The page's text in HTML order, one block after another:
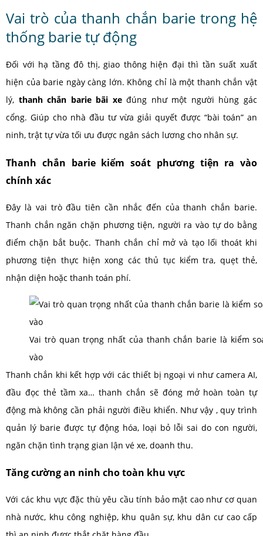
Vai trò của thanh chắn barie trong hệ
thống barie tự động
Đối với hạ tầng đô thị, giao thông hiện đại thì tần suất xuất
hiện của barie ngày càng lớn. Không chỉ là một thanh chắn vật
lý, thanh chắn barie bãi xeđúng như một người hùng gác
cổng. Giúp cho nhà đầu tư vừa giải quyết được “bài toán” an
ninh, trật tự vừa tối ưu được ngân sách lương cho nhân sự.
Thanh chắn barie kiểm soát phương tiện ra vào
chính xác
Đây là vai trò đầu tiên cần nhắc đến của thanh chắn barie.
Thanh chắn ngăn chặn phương tiện, người ra vào tự do bằng
điểm chặn bắt buộc. Thanh chắn chỉ mở và tạo lối thoát khi
phương tiện thực hiện xong các thủ tục kiểm tra, quẹt thẻ,
nhận diện hoặc thanh toán phí.
Vai trò quan trọng nhất của thanh chắn barie là kiểm
vào
Thanh chắn khi kết hợp với các thiết bị ngoại vi như camera AI,
đầu đọc thẻ tầm xa… thanh chắn sẽ đóng mở hoàn toàn tự
động mà không cần phải người điều khiển. Như vậy , quy trình
quản lý barie được tự động hóa, loại bỏ lỗi sai do con người,
ngăn chặn tình trạng gian lận vé xe, doanh thu.
Tăng cường an ninh cho toàn khu vực
Với các khu vực đặc thù yêu cầu tính bảo mật cao như cơ quan
nhà nước, khu công nghiệp, khu quân sự, khu dân cư cao cấp